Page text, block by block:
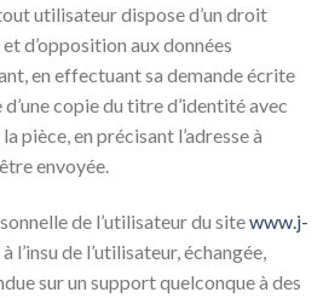
utilisateur dispose d’un droit
d’opposition aux données
en effectuant sa demande écrite
copie du titre d’identité avec
pièce, en précisant l’adresse à
envoyée.
de l’utilisateur du sitewww.j-
l’insu de l’utilisateur, échangée,
sur un support quelconque à des